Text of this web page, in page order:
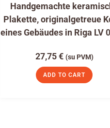
Handgemachte
Plakette, originalgetreue
eines Gebäudes in Riga LV
27,75€ (su PVM)
ADD TO CART